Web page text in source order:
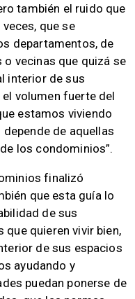
también el ruido que
que se
departamentos, de
o vecinas que quizá se
interior de sus
volumen fuerte del
estamos viviendo
de aquellas
los condominios”.
finalizó
que esta guía lo
de sus
que quieren vivir bien,
de sus espacios
ayudando y
puedan ponerse de